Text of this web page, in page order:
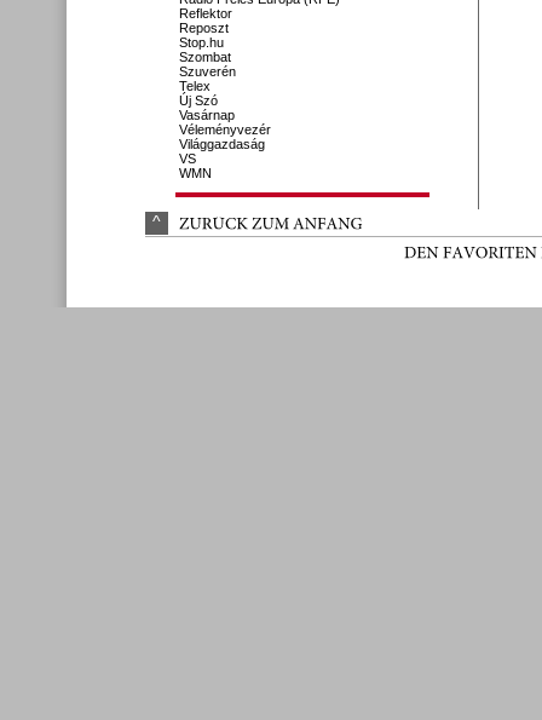
Reflektor
Reposzt
Stop.hu
Szombat
Szuverén
Telex
Új Szó
Vasárnap
Véleményvezér
Világgazdaság
VS
WMN
^ ZURÜCK ZUM ANFANG
DEN FAVORITEN